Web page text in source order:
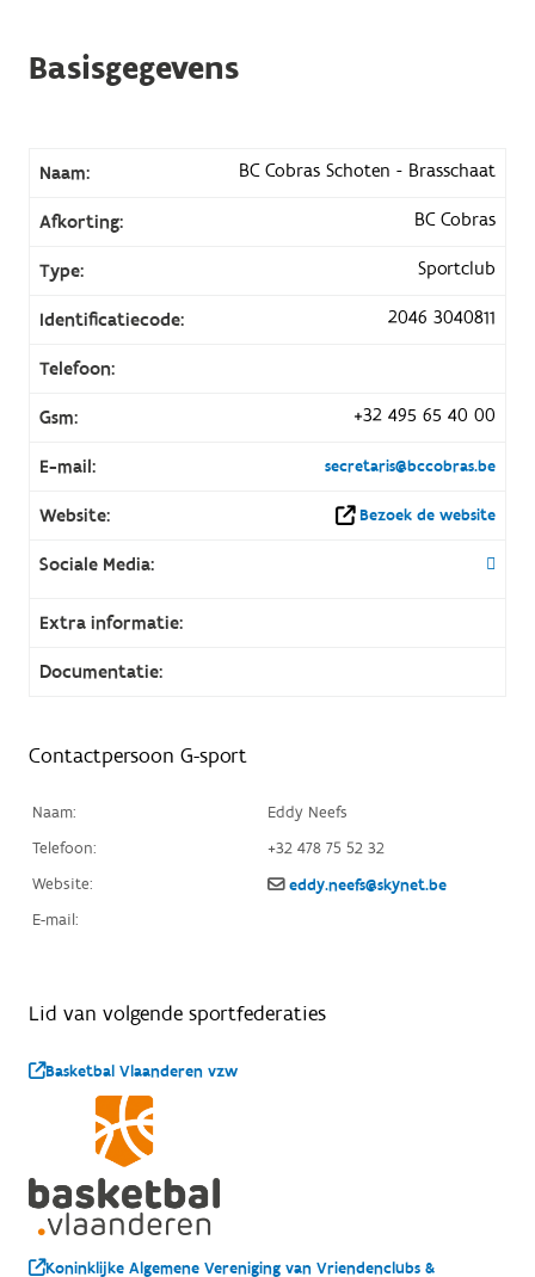
Basisgegevens
Naam: BC Cobras Schoten - Brasschaat
Afkorting: BC Cobras
Type: Sportclub
Identificatiecode: 2046 3040811
Telefoon:
Gsm: +32 495 65 40 00
E-mail: secretaris@bccobras.be
Website: Bezoek de website
Sociale Media:
Extra informatie:
Documentatie:
Contactpersoon G-sport
Naam:
Eddy Neefs
Telefoon:
+32 478 75 52 32
Website:
E-mail:
eddy.neefs@skynet.be
Lid van volgende sportfederaties
Basketbal Vlaanderen vzw
Koninklijke Algemene Vereniging van Vriendenclubs &